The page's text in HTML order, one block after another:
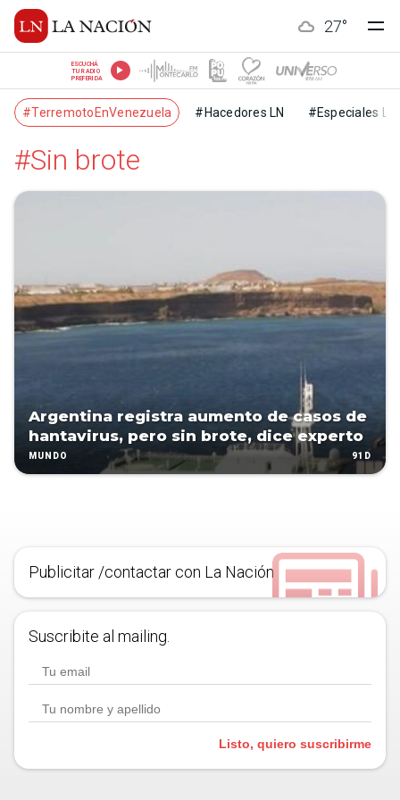
27°
ESCUCHÁ
TU RADIO
PREFERIDA
#TerremotoEnVenezuela #Hacedores LN #Especiales LN
#Sin brote
Argentina registra aumento de casos de
hantavirus, pero sin brote, dice experto
MUNDO 91D
Publicitar /contactar con La Nación
Suscribite al mailing.
Listo, quiero suscribirme